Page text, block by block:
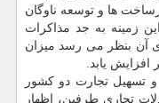
ها و توسعه ناوگان
زمینه به جد مذاكرات
آن بنظر می رسد میزان
افزایش یابد.
و تسهیل تجارت دو كشور
تجاری طرفین، اظهار